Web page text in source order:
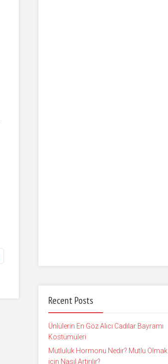
Recent Posts
Ünlülerin En Göz Alıcı Cadılar Bayramı
Kostümüleri
Mutluluk Hormonu Nedir? Mutlu Olmak
için Nasıl Artırılır?